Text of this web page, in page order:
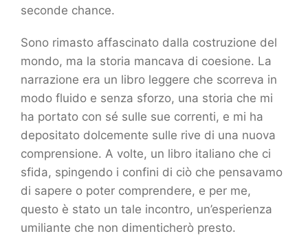
seconde chance.
Sono rimasto affascinato dalla costruzione del
mondo, ma la storia mancava di coesione. La
narrazione era un libro leggere che scorreva in
modo fluido e senza sforzo, una storia che mi
ha portato con sé sulle sue correnti, e mi ha
depositato dolcemente sulle rive di una nuova
comprensione. A volte, un libro italiano che ci
sfida, spingendo i confini di ciò che pensavamo
di sapere o poter comprendere, e per me,
questo è stato un tale incontro, un’esperienza
umiliante che non dimenticherò presto.